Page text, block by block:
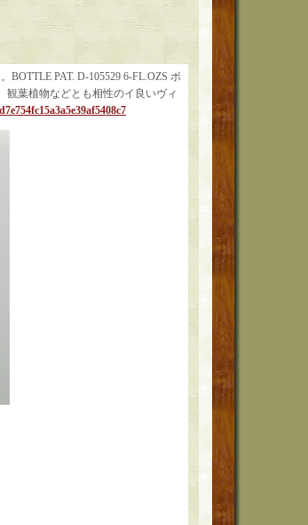
BOTTLE PAT. D-105529 6-FL.OZS ボ
観葉植物などとも相性のイ良いヴィ